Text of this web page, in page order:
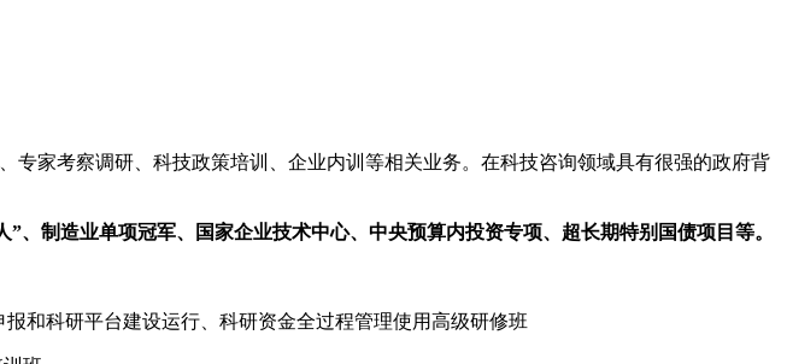
专家考察调研、科技政策培训、企业内训等相关业务。在科技咨询领域具有很强的政府背
制造业单项冠军、国家企业技术中心、中央预算内投资专项、超长期特别国债项目等。
和科研平台建设运行、科研资金全过程管理使用高级研修班